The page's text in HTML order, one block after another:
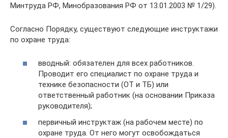
Минтруда РФ, Минобразования РФ от 13.01.2003 № 1/29).
Согласно Порядку, существуют следующие инструктажи
по охране труда:
вводный: обязателен для всех работников.
Проводит его специалист по охране труда и
технике безопасности (ОТ и ТБ) или
ответственный работник (на основании Приказа
руководителя);
первичный инструктаж (на рабочем месте) по
охране труда. От него могут освобождаться